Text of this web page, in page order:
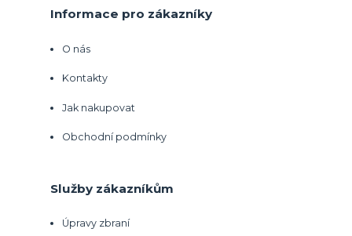
Informace pro zákazníky
O nás
Kontakty
Jak nakupovat
Obchodní podmínky
Služby zákazníkům
Úpravy zbraní